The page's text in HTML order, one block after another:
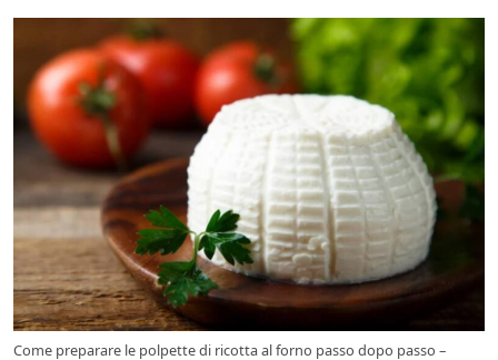
Come preparare le polpette di ricotta al forno passo dopo passo –